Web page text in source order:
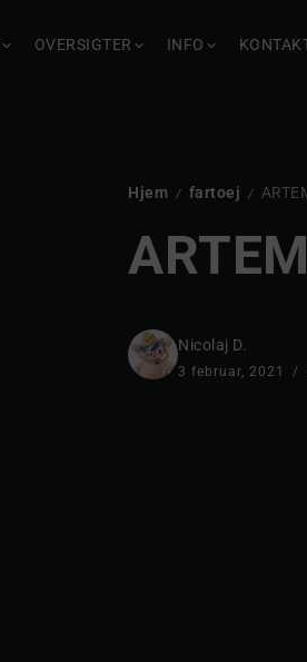
OVERSIGTER INFO
Hjem / fartoej /
Nicolaj D.
3 februar, 2021